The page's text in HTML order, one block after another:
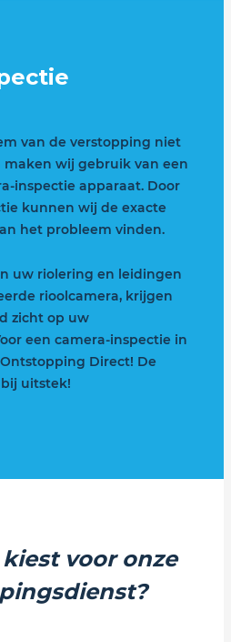
van de verstopping niet
maken wij gebruik van een
inspectie apparaat. Door
kunnen wij de exacte
het probleem vinden.
uw riolering en leidingen
rioolcamera, krijgen
zicht op uw
een camera-inspectie in
Direct! De
uitstek!
voor onze